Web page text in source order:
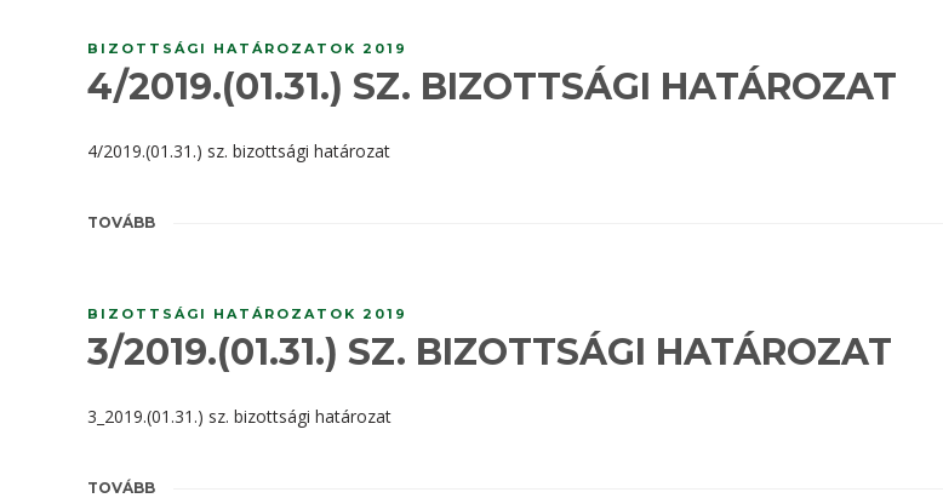
BIZOTTSÁGI HATÁROZATOK 2019
4/2019.(01.31.) SZ. BIZOTTSÁGI HATÁROZAT
4/2019.(01.31.) sz. bizottsági határozat
TOVÁBB
BIZOTTSÁGI HATÁROZATOK 2019
3/2019.(01.31.) SZ. BIZOTTSÁGI HATÁROZAT
3_2019.(01.31.) sz. bizottsági határozat
TOVÁBB